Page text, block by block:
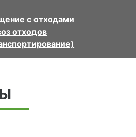
с отходами
отходов